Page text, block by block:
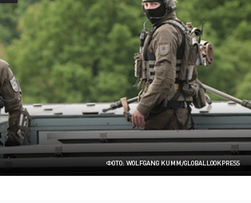
ФОТО: WOLFGANG KUMM/GLOBALLOOKPRESS